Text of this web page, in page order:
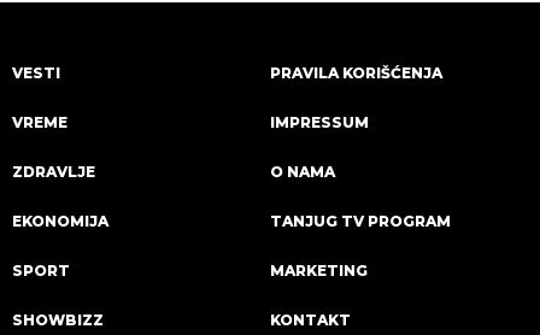
VESTI
VREME
ZDRAVLJE
EKONOMIJA
SPORT
SHOWBIZZ
PRAVILA KORIŠĆENJA
IMPRESSUM
O NAMA
TANJUG TV PROGRAM
MARKETING
KONTAKT